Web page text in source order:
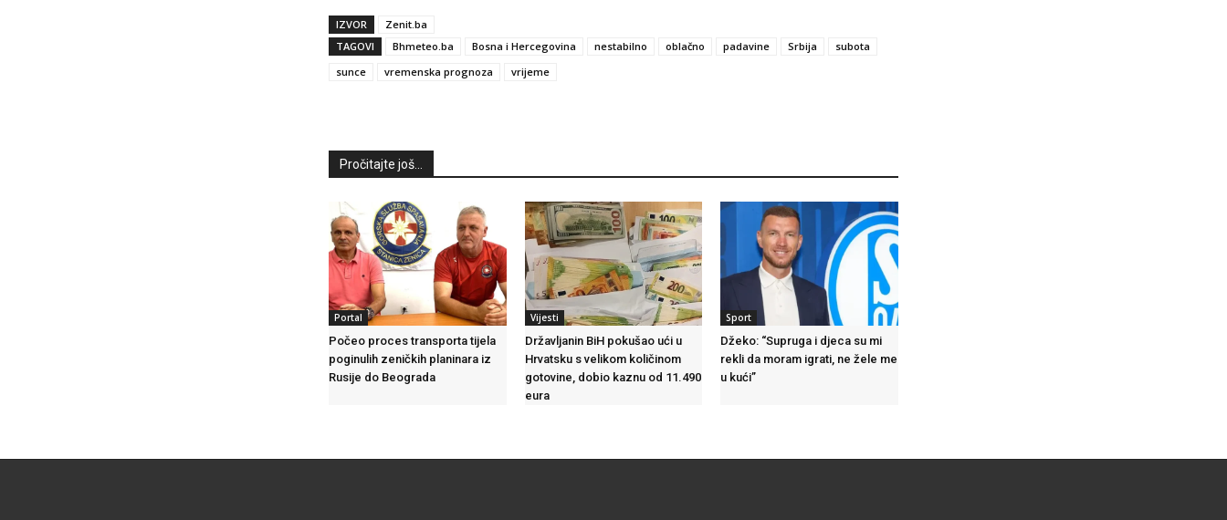
IZVOR
Zenit.ba
TAGOVI
Bhmeteo.ba Bosna i Hercegovina nestabilno oblačno padavine Srbija
subota
sunce
vremenska prognoza vrijeme
Pročitajte još...
Portal
Počeo proces transporta tijela
poginulih zeničkih planinara iz
Rusije do Beograda
Vijesti
Državljanin BiH pokušao ući u
Hrvatsku s velikom količinom
gotovine, dobio kaznu od 11.490
eura
Sport
Džeko: “Supruga i djeca su mi
rekli da moram igrati, ne žele me
u kući”